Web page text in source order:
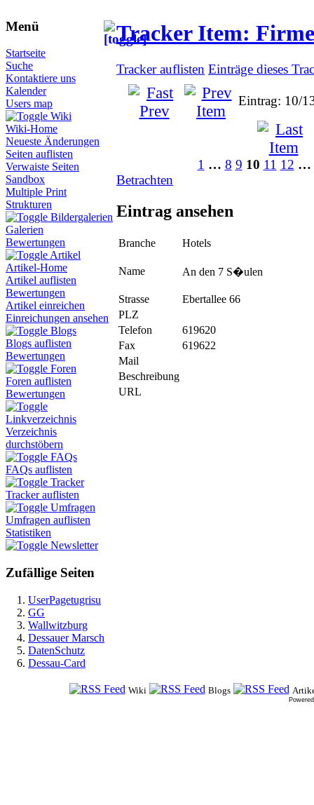
Menü
Startseite
Suche
Kontaktiere uns
Kalender
Users map
Wiki
Wiki-Home
Neueste Änderungen
Seiten auflisten
Verwaiste Seiten
Sandbox
Multiple Print
Strukturen
Bildergalerien
Galerien
Bewertungen
Artikel
Artikel-Home
Artikel auflisten
Bewertungen
Artikel einreichen
Einreichungen ansehen
Blogs
Blogs auflisten
Bewertungen
Foren
Foren auflisten
Bewertungen
Linkverzeichnis
Verzeichnis
durchstöbern
FAQs
FAQs auflisten
Tracker
Tracker auflisten
Umfragen
Umfragen auflisten
Statistiken
Newsletter
Zufällige Seiten
UserPagetugrisu
GG
Wallwitzburg
Dessauer Marsch
DatenSchutz
Dessau-Card
Tracker Item:
Tracker auflisten Einträge dieses
Eintrag: 10/
1 … 8 9 10 11 12 …
Betrachten
Eintrag ansehen
Branche Hotels
Name An den 7 S�ulen
Strasse
Ebertallee 66
PLZ
Telefon
619620
Fax
619622
Mail
Beschreibung
URL
Wiki Blogs